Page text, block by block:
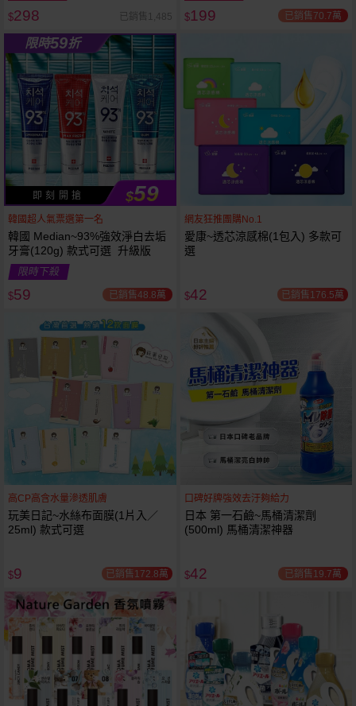
越多越
便宜
$298 已銷售1,485 $199 已銷售70.7萬
限時59折
即 刻 開 搶 $59
韓國超人氣票選第一名
韓國 Median~93%強效淨白去垢
牙膏(120g) 款式可選 升級版
限時下殺
$59 已銷售48.8萬
網友狂推團購No.1
愛康~透芯涼感棉(1包入) 多款可
選
$42 已銷售176.5萬
高CP高含水量滲透肌膚
玩美日記~水絲布面膜(1片入／
25ml) 款式可選
$9 已銷售172.8萬
口碑好牌強效去汙夠給力
日本 第一石鹼~馬桶清潔劑
(500ml) 馬桶清潔神器
$42 已銷售19.7萬